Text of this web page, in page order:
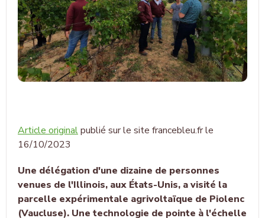
Article originalpublié sur le site francebleu.fr le
16/10/2023
Une délégation d'une dizaine de personnes
venues de l'Illinois, aux États-Unis, a visité la
parcelle expérimentale agrivoltaïque de Piolenc
(Vaucluse). Une technologie de pointe à l'échelle